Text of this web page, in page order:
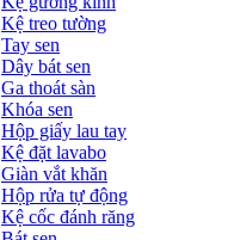
Kệ treo tường
Tay sen
Dây bát sen
Ga thoát sàn
Khóa sen
Hộp giấy lau tay
Kệ đặt lavabo
Giàn vắt khăn
Hộp rửa tự động
Kệ cốc đánh răng